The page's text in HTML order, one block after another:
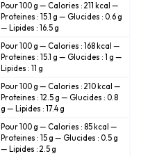
Pour 100 g — Calories : 211 kcal —
Proteines : 15.1 g — Glucides : 0.6 g
— Lipides : 16.5 g
Pour 100 g — Calories : 168 kcal —
Proteines : 15.1 g — Glucides : 1 g —
Lipides : 11 g
Pour 100 g — Calories : 210 kcal —
Proteines : 12.5 g — Glucides : 0.8
g — Lipides : 17.4 g
Pour 100 g — Calories : 85 kcal —
Proteines : 15 g — Glucides : 0.5 g
— Lipides : 2.5 g